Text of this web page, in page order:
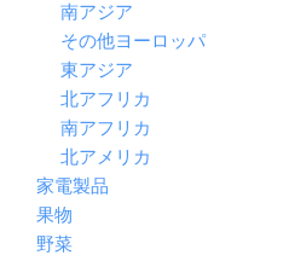
南アジア
その他ヨーロッパ
東アジア
北アフリカ
南アフリカ
北アメリカ
家電製品
果物
野菜